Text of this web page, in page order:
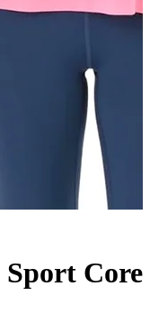
Sport Core